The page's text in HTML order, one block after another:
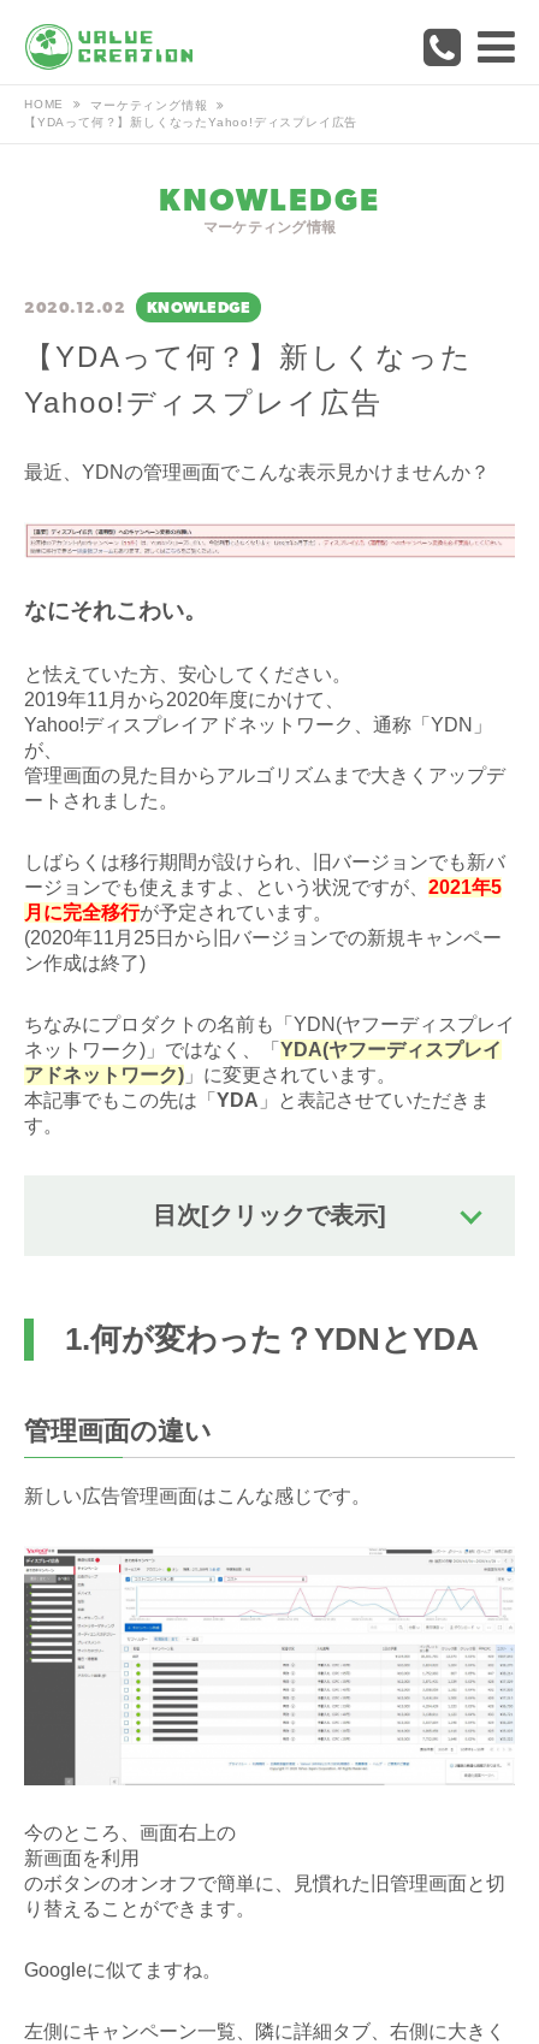
HOME
マーケティング情報
【YDAって何？】新しくなったYahoo!ディスプレイ広告
KNOWLEDGE
マーケティング情報
2020.12.02 KNOWLEDGE
【YDAって何？】新しくなった
Yahoo!ディスプレイ広告
最近、YDNの管理画面でこんな表示見かけませんか？
なにそれこわい。
と怯えていた方、安心してください。
2019年11月から2020年度にかけて、
Yahoo!ディスプレイアドネットワーク、通称「YDN」
が、
管理画面の見た目からアルゴリズムまで大きくアップデ
ートされました。
しばらくは移行期間が設けられ、旧バージョンでも新バ
ージョンでも使えますよ、という状況ですが、 2021年5
月に完全移行が予定されています。
(2020年11月25日から旧バージョンでの新規キャンペー
ン作成は終了)
ちなみにプロダクトの名前も「YDN(ヤフーディスプレイ
ネットワーク)」ではなく、「 YDA(ヤフーディスプレイ
アドネットワーク) 」に変更されています。
本記事でもこの先は「 YDA 」と表記させていただきま
す。
目次[クリックで表示]
1.何が変わった？YDNとYDA
管理画面の違い
新しい広告管理画面はこんな感じです。
今のところ、画面右上の
新画面を利用
のボタンのオンオフで簡単に、見慣れた旧管理画面と切
り替えることができます。
Googleに似てますね。
左側にキャンペーン一覧、隣に詳細タブ、右側に大きく